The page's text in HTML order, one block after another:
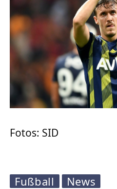
Fotos: SID
Fußball News